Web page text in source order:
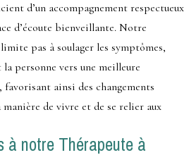
d’un accompagnement respectueux
d’écoute bienveillante. Notre
pas à soulager les symptômes,
personne vers une meilleure
favorisant ainsi des changements
de vivre et de se relier aux
à notre Thérapeute à